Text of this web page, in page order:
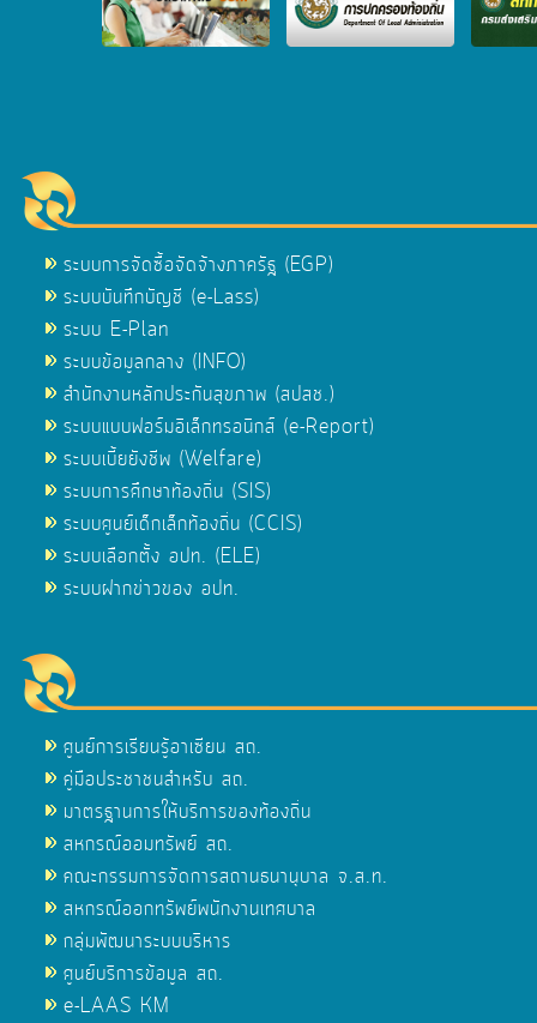
ระบบการจัดซื้อจัดจ้างภาครัฐ (EGP)
ระบบบันทึกบัญชี (e-Lass)
ระบบ E-Plan
ระบบข้อมูลกลาง (INFO)
สำนักงานหลักประกันสุขภาพ (สปสช.)
ระบบแบบฟอร์มอิเล็กทรอนิกส์ (e-Report)
ระบบเบี้ยยังชีพ (Welfare)
ระบบการศึกษาท้องถิ่น (SIS)
ระบบศูนย์เด็กเล็กท้องถิ่น (CCIS)
ระบบเลือกตั้ง อปท. (ELE)
ระบบฝากข่าวของ อปท.
ศูนย์การเรียนรู้อาเซียน สถ.
คู่มือประชาชนสำหรับ สถ.
มาตรฐานการให้บริการของท้องถิ่น
สหกรณ์ออมทรัพย์ สถ.
คณะกรรมการจัดการสถานธนานุบาล จ.ส.ท.
สหกรณ์ออกทรัพย์พนักงานเทศบาล
กลุ่มพัฒนาระบบบริหาร
ศูนย์บริการข้อมูล สถ.
e-LAAS KM